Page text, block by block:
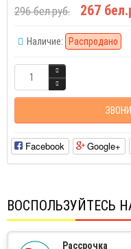
296 бел.руб. 267
Наличие: Распродано
Facebook Google+
ВОСПОЛЬЗУЙТЕСЬ
Рассрочка